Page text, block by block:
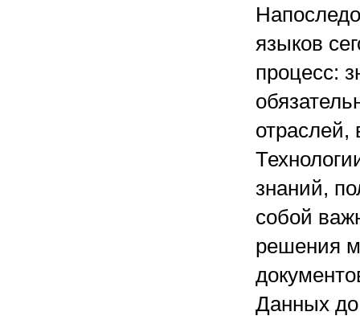
языков
процесс:
отраслей,
знаний,
собой
решения
Данных до